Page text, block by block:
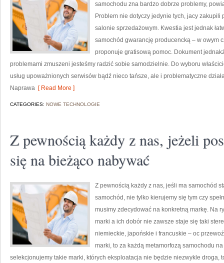
samochodu zna bardzo dobrze problemy,
Problem nie dotyczy jedynie tych, jacy zakupili
salonie sprzedażowym. Kwestia jest jednak
samochód gwarancję producencką – w owym
proponuje gratisową pomoc. Dokument
problemami zmuszeni jesteśmy radzić sobie samodzielnie. Do wyboru
usług upoważnionych serwisów bądź nieco tańsze, ale i problematyczne
Naprawa [ Read More ]
CATEGORIES: NOWE TECHNOLOGIE
Z pewnością każdy z nas, jeżeli
się na bieżąco nabywać
Z pewnością każdy z nas, jeśli ma samochód
samochód, nie tylko kierujemy się tym czy
musimy zdecydować na konkretną markę. Na
marki a ich dobór nie zawsze staje się taki
niemieckie, japońskie i francuskie – oc
marki, to za każdą metamorfozą samochodu
selekcjonujemy takie marki, których eksploatacja nie będzie niezwykle droga,